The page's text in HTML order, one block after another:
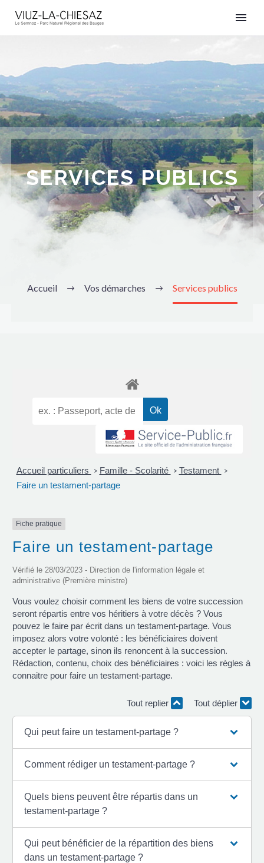
SERVICES PUBLICS
Accueil Vos démarches Services publics
Accueil particuliers > Famille - Scolarité > Testament >
Faire un testament-partage
Fiche pratique
Faire un testament-partage
Vérifié le 28/03/2023 - Direction de l'information légale et
administrative (Première ministre)
Vous voulez choisir comment les biens de votre succession
seront répartis entre vos héritiers à votre décès ? Vous
pouvez le faire par écrit dans un testament-partage. Vous
imposez alors votre volonté : les bénéficiaires doivent
accepter le partage, sinon ils renoncent à la succession.
Rédaction, contenu, choix des bénéficiaires : voici les règles à
connaitre pour faire un testament-partage.
Tout replier Tout déplier
Qui peut faire un testament-partage ?
Comment rédiger un testament-partage ?
Quels biens peuvent être répartis dans un
testament-partage ?
Qui peut bénéficier de la répartition des biens
dans un testament-partage ?